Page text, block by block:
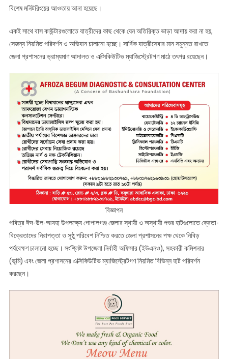
বিশেষ মনিটরিংয়ের আওতায় আনা হয়েছে।
একই সাথে বাস কাউন্টারগুলোতে যাত্রীদের কাছ থেকে যেন অতিরিক্ত ভাড়া আদায় করা না হয়,
সেজন্য নিয়মিত পরিদর্শন ও অভিযান চালানো হচ্ছে। সার্বিক যাত্রীসেবার মান সমুন্নত রাখতে
জেলা প্রশাসনের ভ্রাম্যমাণ আদালত ও এক্সিকিউটিভ ম্যাজিস্ট্রেটগণ মাঠে তৎপর রয়েছেন।
বিজ্ঞাপন
​পবিত্র ঈদ-উল-আযহা উপলক্ষ্যে গোপালগঞ্জ জেলার স্থায়ী ও অস্থায়ী পশুর হাটগুলোতে ক্রেতা-
বিক্রেতাদের নিরাপত্তা ও সুষ্ঠু পরিবেশ নিশ্চিত করতে জেলা প্রশাসনের পক্ষ থেকে নিবিড়
পর্যবেক্ষণ চালানো হচ্ছে। সংশ্লিষ্ট উপজেলা নির্বাহী অফিসার (ইউএনও), সহকারী কমিশনার
(ভূমি) এবং জেলা প্রশাসনের এক্সিকিউটিভ ম্যাজিস্ট্রেটগণ নিয়মিত বিভিন্ন হাট পরিদর্শন
করছেন।